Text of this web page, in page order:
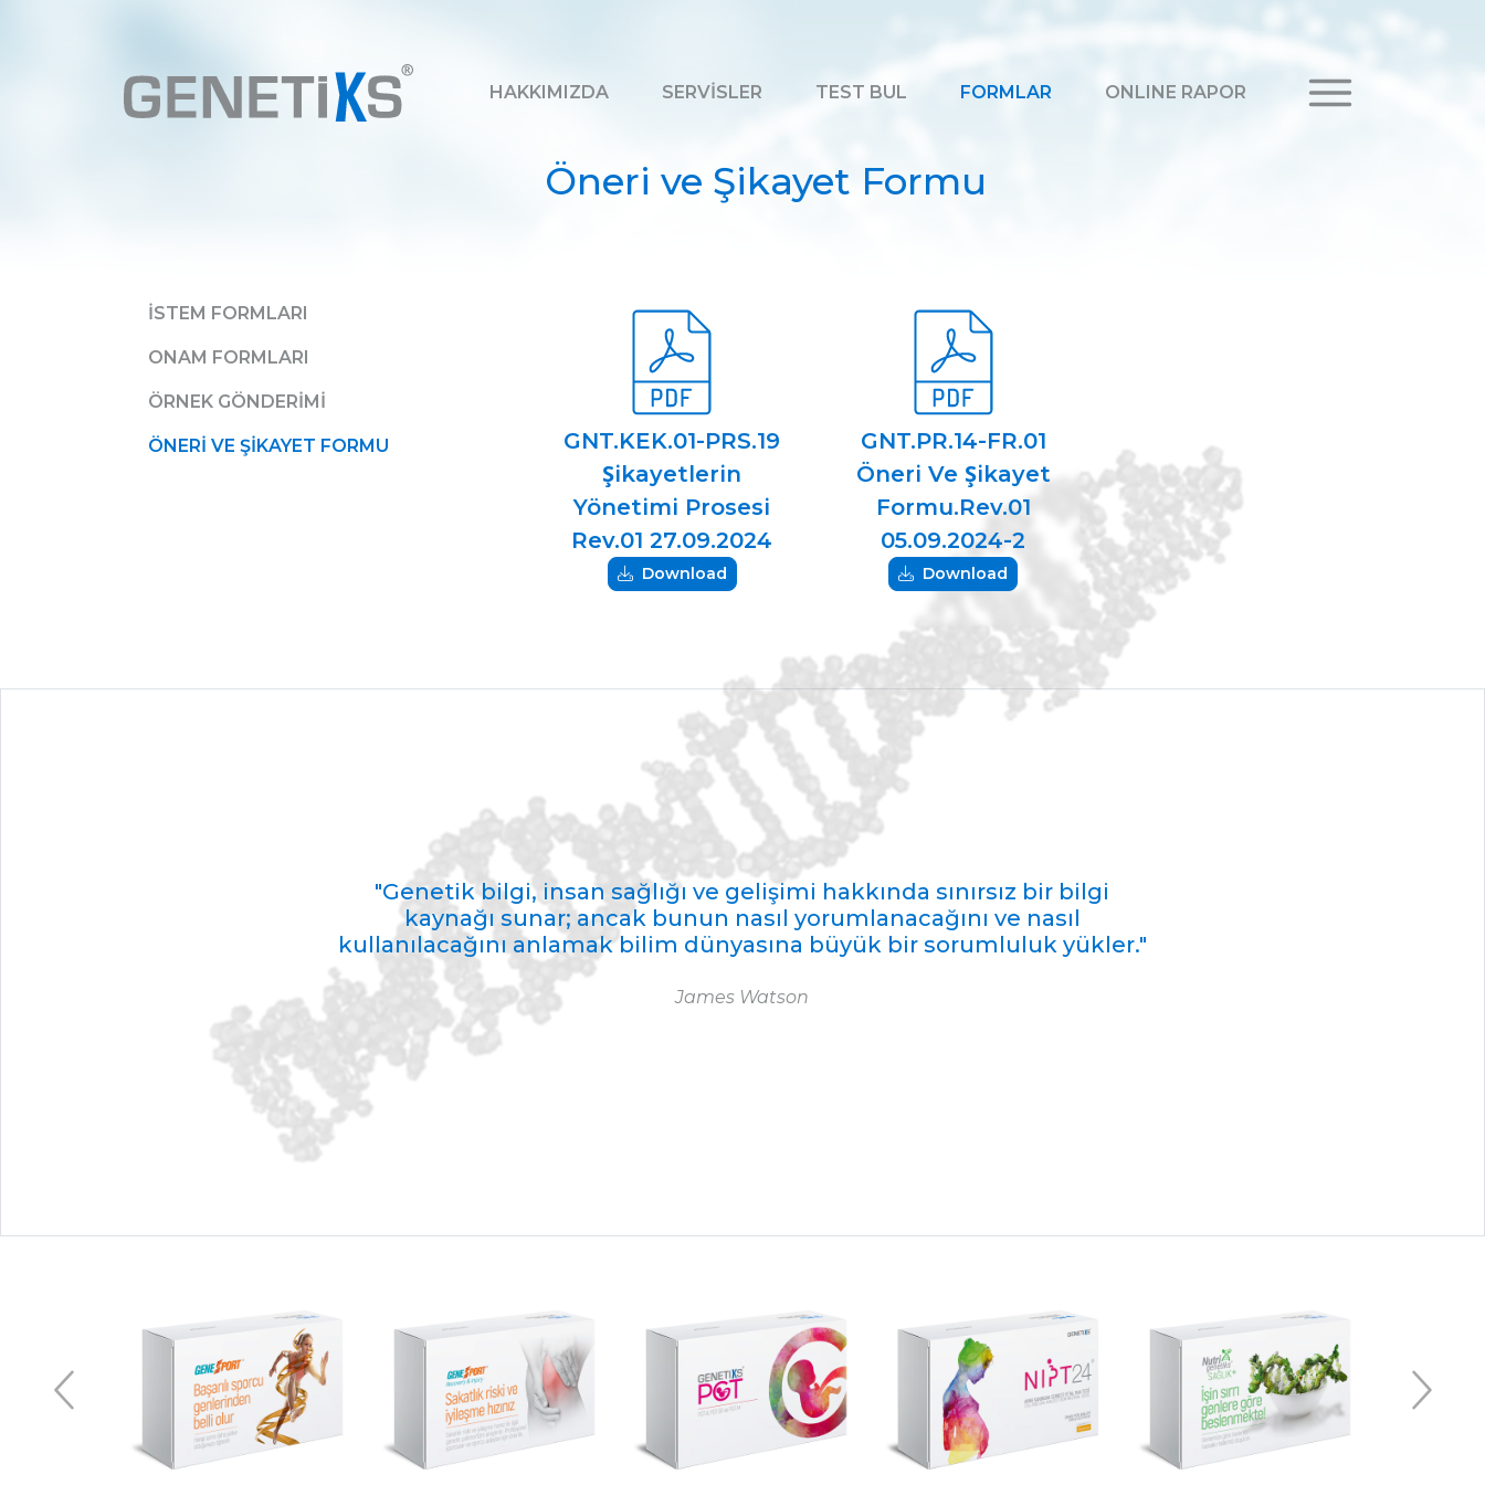
HAKKIMIZDA SERVİSLER TEST BUL FORMLAR ONLINE RAPOR
Öneri ve Şikayet Formu
İSTEM FORMLARI
ONAM FORMLARI
ÖRNEK GÖNDERIMI
ÖNERI VE ŞIKAYET FORMU
GNT.KEK.01-PRS.19
Şikayetlerin
Yönetimi Prosesi
Rev.01 27.09.2024
Download
GNT.PR.14-FR.01
Öneri Ve Şikayet
Formu.Rev.01
05.09.2024-2
Download
"Genetik bilgi, insan sağlığı ve gelişimi hakkında sınırsız bir bilgi
kaynağı sunar; ancak bunun nasıl yorumlanacağını ve nasıl
kullanılacağını anlamak bilim dünyasına büyük bir sorumluluk yükler."
James Watson